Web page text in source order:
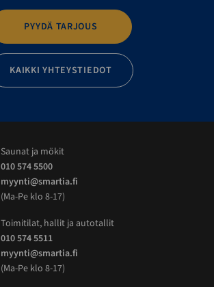
PYYDÄ TARJOUS
KAIKKI YHTEYSTIEDOT
Saunat ja mökit
010 574 5500
myynti@smartia.fi
(Ma-Pe klo 8-17)
Toimitilat, hallit ja autotallit
010 574 5511
myynti@smartia.fi
(Ma-Pe klo 8-17)